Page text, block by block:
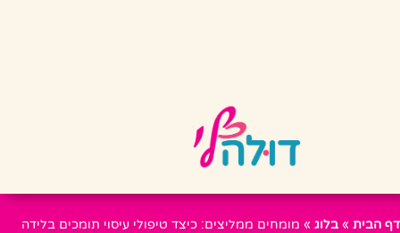
דף הבית » בלוג » מומחים ממליצים: כיצד טיפולי עיסוי תומכים בלידה